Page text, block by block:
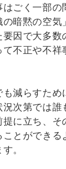
ごく一部の
暗黙の空
因で大多
て不正や不祥
減らすため
次第では誰
に立ち、そ
とができる
。